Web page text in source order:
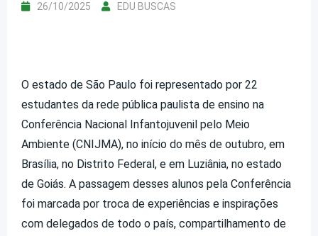
26/10/2025 EDU BUSCAS
O estado de São Paulo foi representado por 22
estudantes da rede pública paulista de ensino na
Conferência Nacional Infantojuvenil pelo Meio
Ambiente (CNIJMA), no início do mês de outubro, em
Brasília, no Distrito Federal, e em Luziânia, no estado
de Goiás. A passagem desses alunos pela Conferência
foi marcada por troca de experiências e inspirações
com delegados de todo o país, compartilhamento de